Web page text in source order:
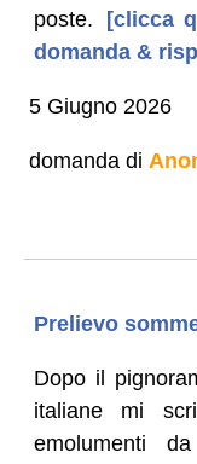
poste.
[clicca
domanda &
5 Giugno 2026
domanda di
Prelievo
Dopo il
italiane mi
emolumenti